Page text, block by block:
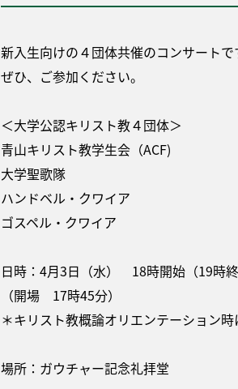
新入生向けの４団体共催のコンサートで
ぜひ、ご参加ください。
＜大学公認キリスト教４団体＞
青山キリスト教学生会（ACF)
大学聖歌隊
ハンドベル・クワイア
ゴスペル・クワイア
日時：4月3日（水） 18時開始（19時終
（開場 17時45分）
＊キリスト教概論オリエンテーション
場所：ガウチャー記念礼拝堂